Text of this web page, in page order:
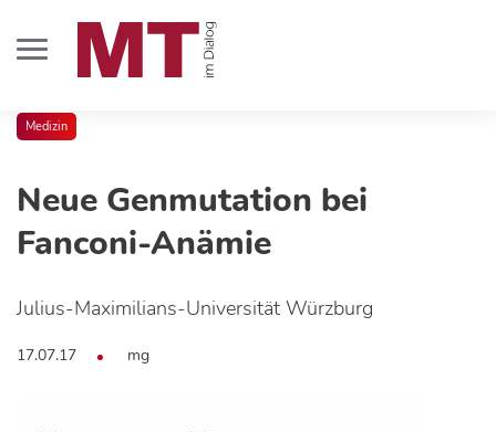
Medizin
Neue Genmutation bei
Fanconi-Anämie
Julius-Maximilians-Universität Würzburg
17.07.17 mg